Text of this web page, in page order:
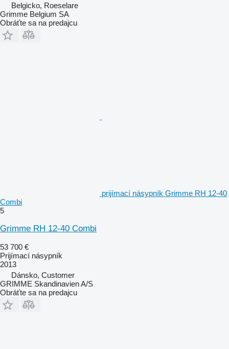
Belgicko, Roeselare
Grimme Belgium SA
Obráťte sa na predajcu
prijímací násypník Grimme RH 12-40
Combi
5
Grimme RH 12-40 Combi
53 700 €
Prijímací násypník
2013
Dánsko, Customer
GRIMME Skandinavien A/S
Obráťte sa na predajcu